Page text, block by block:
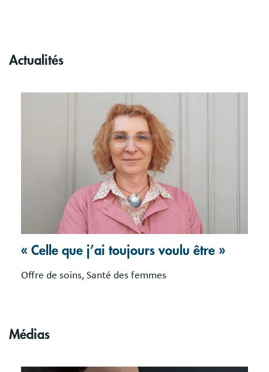
Actualités
« Celle que j’ai toujours voulu être »
Offre de soins, Santé des femmes
Médias